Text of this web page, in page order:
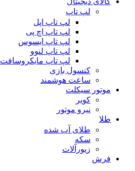
لپ تاپ
لپ تاپ اپل
لپ تاپ اچ پی
لپ تاپ ایسوس
لپ تاپ لنوو
لپ تاپ مایکروسافت
کنسول بازی
ساعت هوشمند
موتور سیکلت
کویر
نیرو موتور
طلا
طلای آب شده
سکه
زیورآلات
فرش